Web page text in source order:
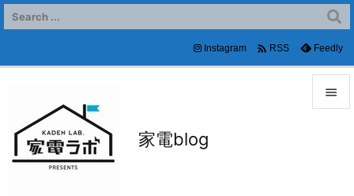
家電blog

Instagram  RSS Feedly